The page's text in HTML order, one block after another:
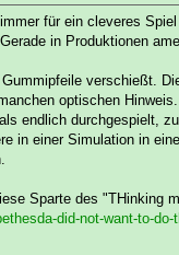
für ein cleveres
in Produktionen
verschießt.
optischen
endlich durchgespielt,
in einer Simulation in
Sparte des "THinking
did-not-want-to-